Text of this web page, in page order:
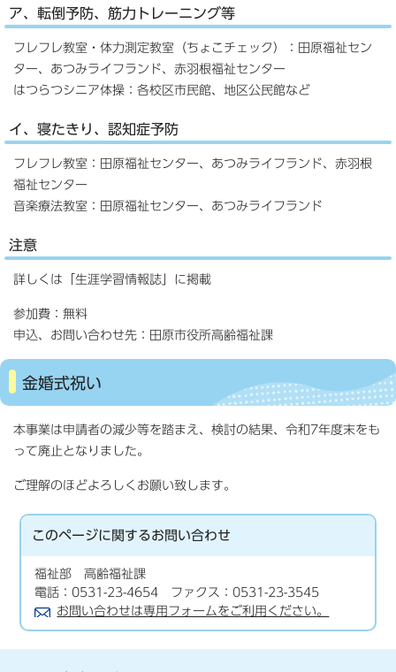
ア、転倒予防、筋力トレーニング等
フレフレ教室・体力測定教室（ちょこチェック）：田原福祉セン
ター、あつみライフランド、赤羽根福祉センター
はつらつシニア体操：各校区市民館、地区公民館など
イ、寝たきり、認知症予防
フレフレ教室：田原福祉センター、あつみライフランド、赤羽根
福祉センター
音楽療法教室：田原福祉センター、あつみライフランド
注意
詳しくは「生涯学習情報誌」に掲載
参加費：無料
申込、お問い合わせ先：田原市役所高齢福祉課
金婚式祝い
本事業は申請者の減少等を踏まえ、検討の結果、令和7年度末をも
って廃止となりました。
ご理解のほどよろしくお願い致します。
このページに関するお問い合わせ
福祉部 高齢福祉課
電話：0531-23-4654 ファクス：0531-23-3545
お問い合わせは専用フォームをご利用ください。